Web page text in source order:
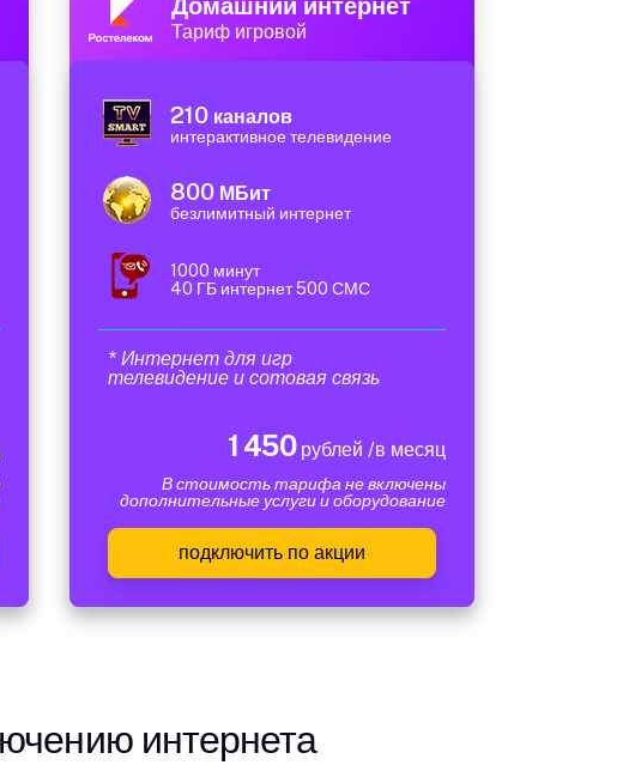
Домашний интернет
Тариф игровой
210 каналов
интерактивное телевидение
800 МБит
безлимитный интернет
1000 минут
40 ГБ интернет 500 СМС
* Интернет для игр
телевидение и сотовая связь
1 450рублей /в месяц
В стоимость тарифа не включены
дополнительные услуги и оборудование
подключить по акции
интернета